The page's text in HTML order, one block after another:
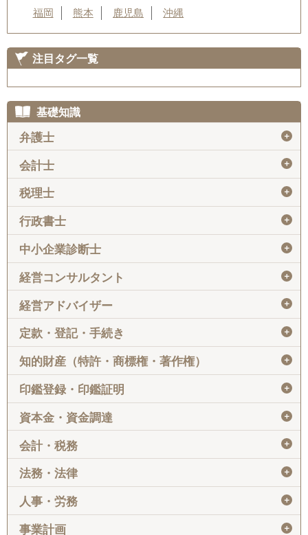
福岡 熊本 鹿児島 沖縄
注目タグ一覧
基礎知識
弁護士 ＋
会計士 ＋
税理士 ＋
行政書士 ＋
中小企業診断士 ＋
経営コンサルタント ＋
経営アドバイザー ＋
定款・登記・手続き ＋
知的財産（特許・商標権・著作権） ＋
印鑑登録・印鑑証明 ＋
資本金・資金調達 ＋
会計・税務 ＋
法務・法律 ＋
人事・労務 ＋
事業計画 ＋